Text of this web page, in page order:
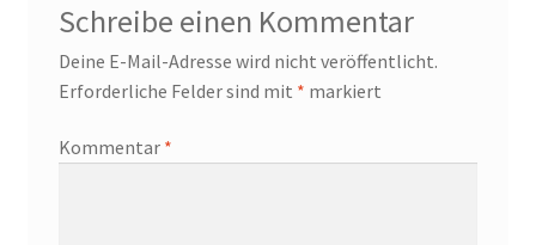
Schreibe einen Kommentar
Deine E-Mail-Adresse wird nicht veröffentlicht.
Erforderliche Felder sind mit * markiert
Kommentar *